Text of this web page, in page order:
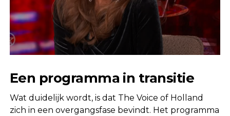
Een programma in transitie
Wat duidelijk wordt, is dat The Voice of Holland
zich in een overgangsfase bevindt. Het programma